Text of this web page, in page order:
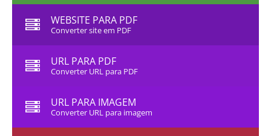
WEBSITE PARA PDF
Converter site em PDF
URL PARA PDF
Converter URL para PDF
URL PARA IMAGEM
Converter URL para imagem